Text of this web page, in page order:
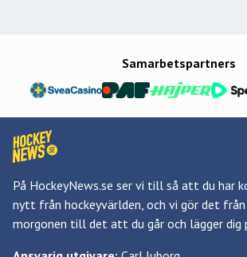
Samarbetspartners
På HockeyNews.se ser vi till så att du har
nytt från hockeyvärlden, och vi gör det
morgonen till det att du går och lägger dig